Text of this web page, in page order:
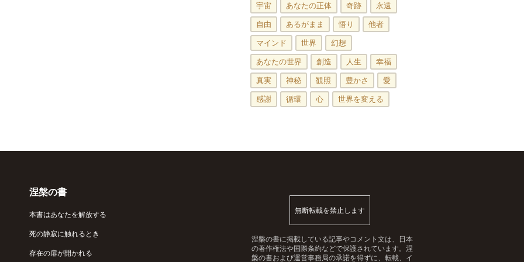
宇宙 あなたの正体 奇跡
永遠
自由
あるがまま 悟り
他者
マインド
世界
幻想
あなたの世界
創造 人生
幸福
真実
神秘 観照 豊かさ
愛
感謝
循環 心 世界を変える
涅槃の書
本書はあなたを解放する
死の静寂に触れるとき
存在の扉が開かれる
無断転載を禁止します
涅槃の書に掲載している記事やコメント文は、日本
の著作権法や国際条約などで保護されています。涅
槃の書および運営事務局の承諾を得ずに、転載、イ